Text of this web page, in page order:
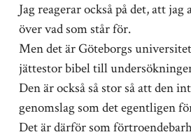
Jag reagerar också på det, att
över vad som står för.
Men det är Göteborgs
jättestor bibel till
Den är också så stor så att den
genomslag som det egentligen
Det är därför som